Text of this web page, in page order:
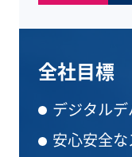
全社目標
デジタル
安心安全